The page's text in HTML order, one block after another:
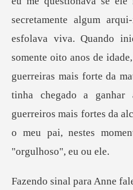
nal para A